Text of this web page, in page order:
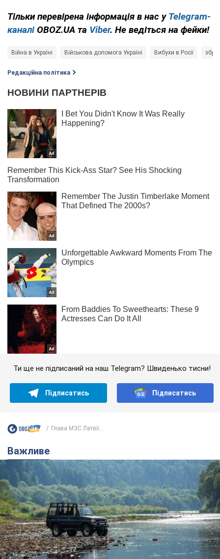
Тільки перевірена інформація в нас у Telegram-
каналі OBOZ.UA та Viber. Не ведіться на фейки!
Війна в Україні Військова допомога Україні Вибухи в Росії
Редакційна політика
Ти ще не підписаний на наш Telegram? Швиденько тисни!
Підписатись Підписатись
Глава МЗС Латвії...
Важливе